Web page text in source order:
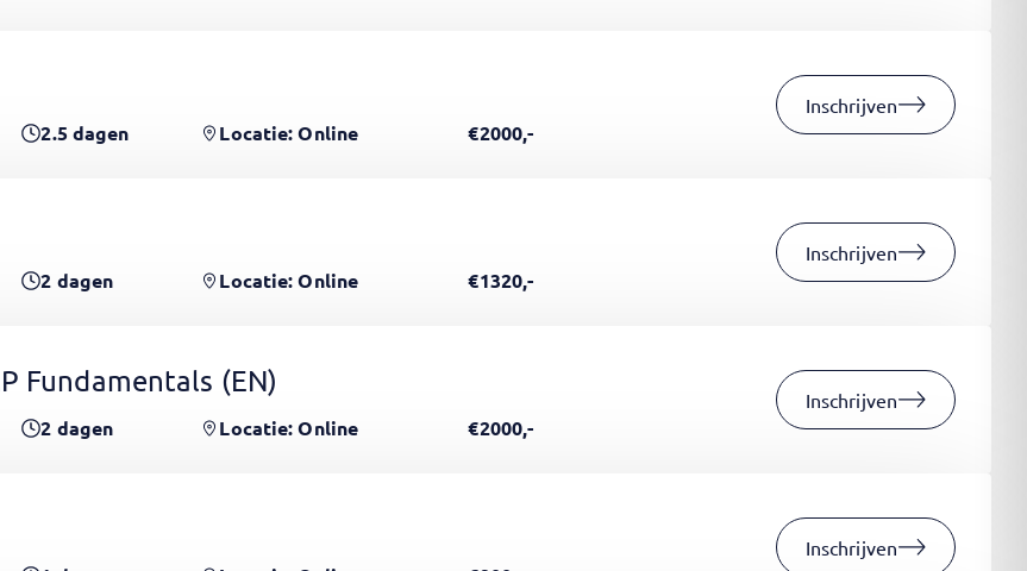
2.5dagen Locatie: Online €2000,-
Inschrijven
2 dagen Locatie: Online €1320,-
Inschrijven
Fundamentals (EN)
2 dagen Locatie: Online €2000,-
Inschrijven
Inschrijven